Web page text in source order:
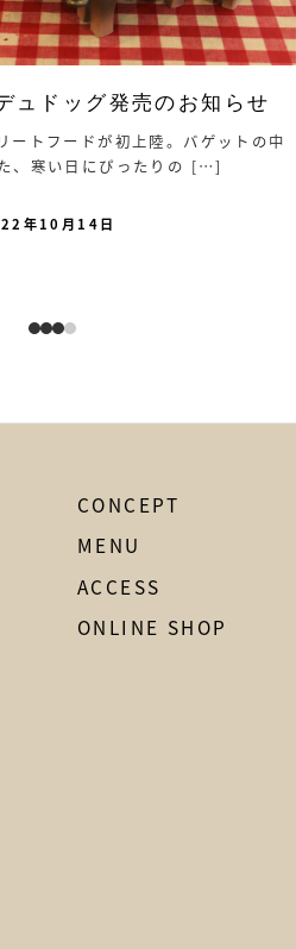
ュドッグ発売のお知らせ
ートフードが初上陸。バゲットの中
、寒い日にぴったりの […]
年10月14日
CONCEPT
MENU
ACCESS
ONLINE SHOP